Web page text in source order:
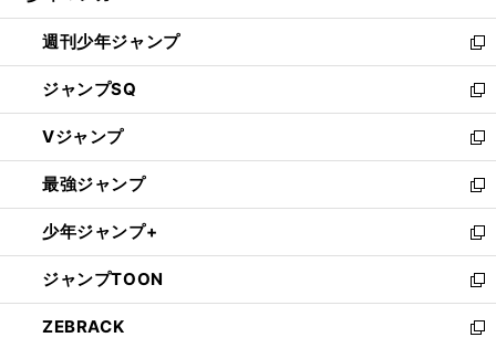
開
く
週刊少年ジャンプ
新
し
い
ウ
ィ
ン
ド
ウ
で
開
く
ジャンプSQ
新
し
い
ウ
ィ
ン
ド
ウ
で
開
く
Vジャンプ
新
し
い
ウ
ィ
ン
ド
ウ
で
最強ジャンプ
新
し
い
ウ
ィ
ン
ド
少年ジャンプ+
新
し
い
ウ
ィ
ジャンプTOON
新
し
い
ZEBRACK
新